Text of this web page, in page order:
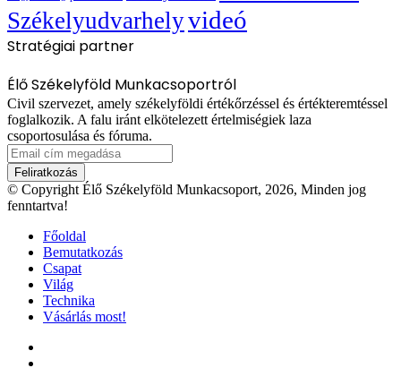
Székelyudvarhelyvideó
Stratégiai partner
Élő Székelyföld Munkacsoportról
Civil szervezet, amely székelyföldi értékőrzéssel és értékteremtéssel
foglalkozik. A falu iránt elkötelezett értelmiségiek laza
csoportosulása és fóruma.
Email
cím
megadása
© Copyright Élő Székelyföld Munkacsoport, 2026, Minden jog
fenntartva!
Főoldal
Bemutatkozás
Csapat
Világ
Technika
Vásárlás most!